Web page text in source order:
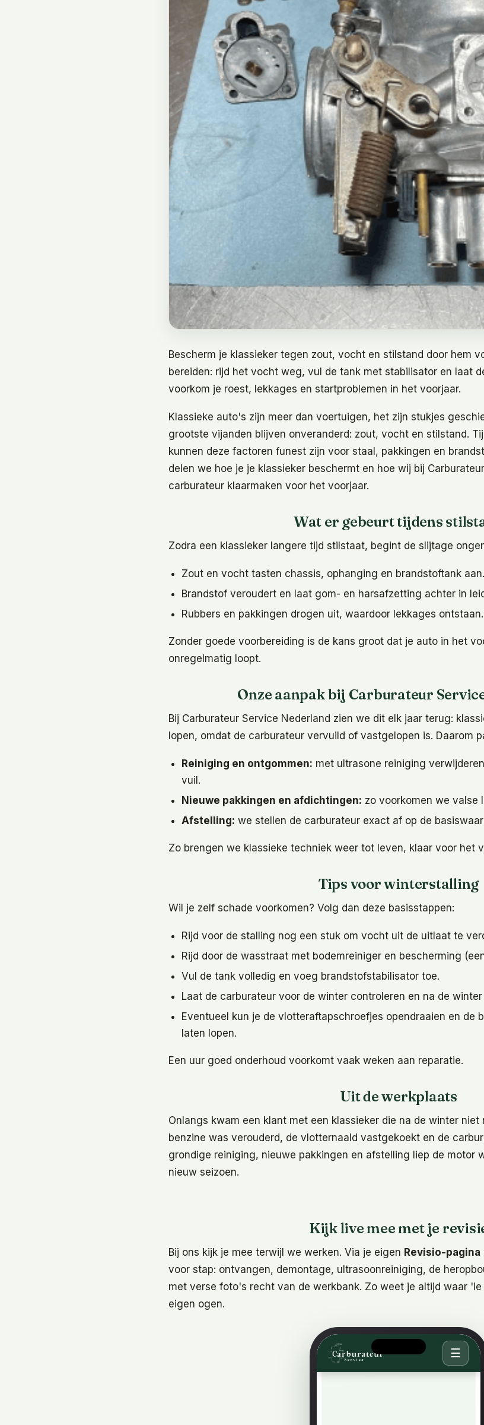
Bescherm je klassieker tegen zout, vocht en stilstand door hem
bereiden: rijd het vocht weg, vul de tank met stabilisator en laat
voorkom je roest, lekkages en startproblemen in het voorjaar.
Klassieke auto's zijn meer dan voertuigen, het zijn stukjes
grootste vijanden blijven onveranderd: zout, vocht en stilstand.
kunnen deze factoren funest zijn voor staal, pakkingen en
delen we hoe je je klassieker beschermt en hoe wij bij
carburateur klaarmaken voor het voorjaar.
Wat er gebeurt tijdens
Zodra een klassieker langere tijd stilstaat, begint de slijtage
Zout en vocht tasten chassis, ophanging en brandstoftank aan.
Brandstof veroudert en laat gom- en harsafzetting achter in
Rubbers en pakkingen drogen uit, waardoor lekkages ontstaan.
Zonder goede voorbereiding is de kans groot dat je auto in het
onregelmatig loopt.
Onze aanpak bij Carburateur
Bij Carburateur Service Nederland zien we dit elk jaar terug:
lopen, omdat de carburateur vervuild of vastgelopen is. Daarom
Reiniging en ontgommen: met ultrasone reiniging
vuil.
Nieuwe pakkingen en afdichtingen: zo voorkomen we valse
Afstelling: we stellen de carburateur exact af op de
Zo brengen we klassieke techniek weer tot leven, klaar voor het
Tips voor winterstalling
Wil je zelf schade voorkomen? Volg dan deze basisstappen:
Rijd voor de stalling nog een stuk om vocht uit de uitlaat te
Rijd door de wasstraat met bodemreiniger en bescherming
Vul de tank volledig en voeg brandstofstabilisator toe.
Laat de carburateur voor de winter controleren en na de
Eventueel kun je de vlotteraftapschroefjes opendraaien en de
laten lopen.
Een uur goed onderhoud voorkomt vaak weken aan reparatie.
Uit de werkplaats
Onlangs kwam een klant met een klassieker die na de winter niet
benzine was verouderd, de vlotternaald vastgekoekt en de
grondige reiniging, nieuwe pakkingen en afstelling liep de motor
nieuw seizoen.
Kijk live mee met je
Bij ons kijk je mee terwijl we werken. Via je eigen Revisio-pagina
voor stap: ontvangen, demontage, ultrasoonreiniging, de
met verse foto's recht van de werkbank. Zo weet je altijd waar
eigen ogen.